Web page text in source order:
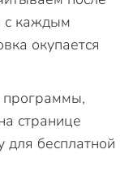
с каждым
окупается
программы,
странице
для бесплатной